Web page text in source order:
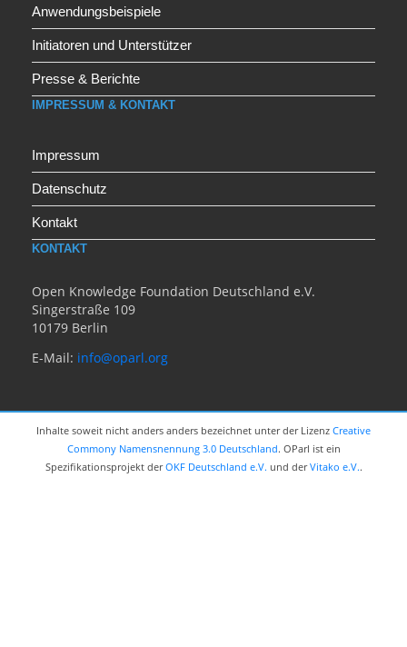
Anwendungsbeispiele
Initiatoren und Unterstützer
Presse & Berichte
IMPRESSUM & KONTAKT
Impressum
Datenschutz
Kontakt
KONTAKT
Open Knowledge Foundation Deutschland e.V.
Singerstraße 109
10179 Berlin
E-Mail: info@oparl.org
Inhalte soweit nicht anders anders bezeichnet unter der Lizenz Creative
Commony Namensnennung 3.0 Deutschland. OParl ist ein
Spezifikationsprojekt derOKF Deutschland e.V. und derVitako e.V..